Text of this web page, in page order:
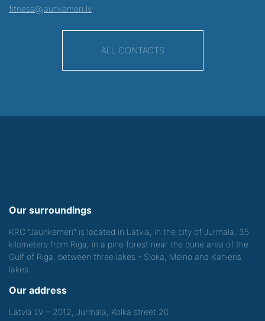
fitness@jaunkemeri.lv
ALL CONTACTS
Our surroundings
KRC "Jaunkemeri" is located in Latvia, in the city of Jurmala, 35
kilometers from Riga, in a pine forest near the dune area of the
Gulf of Riga, between three lakes - Sloka, Melno and Kanieris
lakes.
Our address
Latvia LV – 2012, Jurmala, Kolka street 20